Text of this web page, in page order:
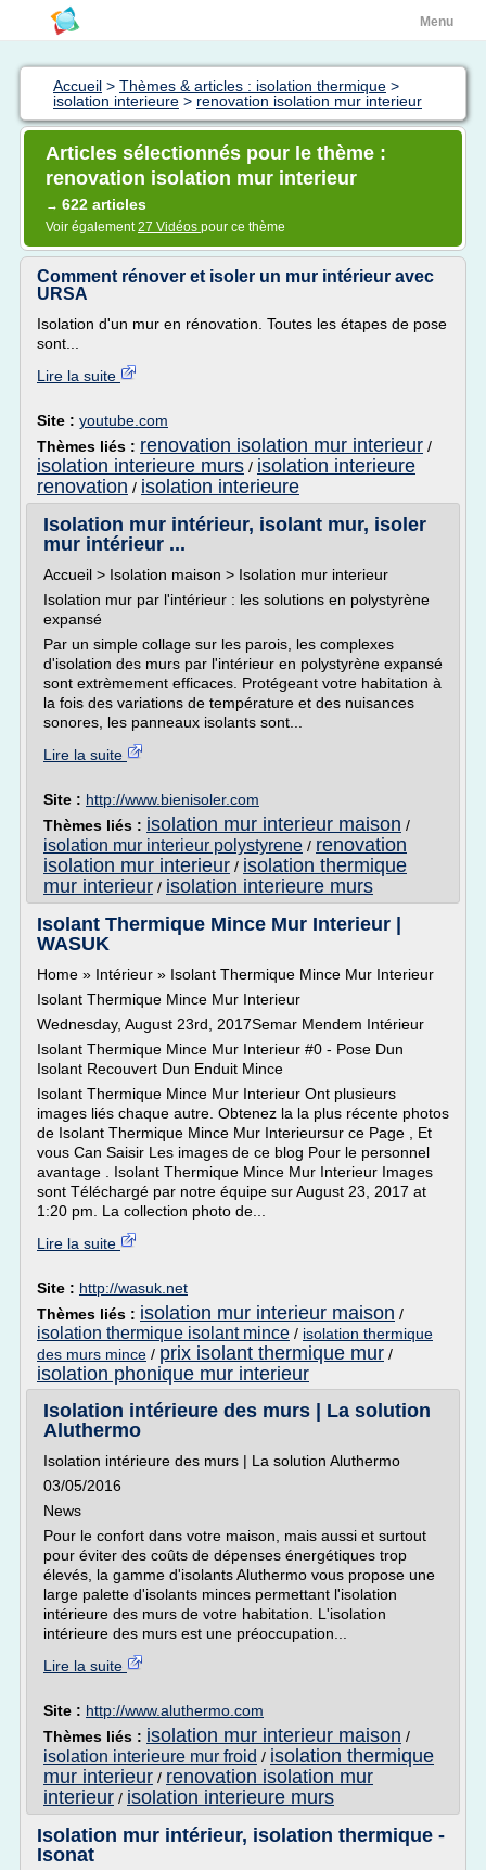
Menu
Accueil > Thèmes & articles : isolation thermique >
isolation interieure > renovation isolation mur interieur
Articles sélectionnés pour le thème :
renovation isolation mur interieur
→ 622 articles
Voir également27 Vidéos pour ce thème
Comment rénover et isoler un mur intérieur avec
URSA
Isolation d'un mur en rénovation. Toutes les étapes de pose
sont...
Lire la suite
Site : youtube.com
Thèmes liés : renovation isolation mur interieur /
isolation interieure murs / isolation interieure
renovation / isolation interieure
Isolation mur intérieur, isolant mur, isoler
mur intérieur ...
Accueil > Isolation maison > Isolation mur interieur
Isolation mur par l'intérieur : les solutions en polystyrène
expansé
Par un simple collage sur les parois, les complexes
d'isolation des murs par l'intérieur en polystyrène expansé
sont extrèmement efficaces. Protégeant votre habitation à
la fois des variations de température et des nuisances
sonores, les panneaux isolants sont...
Lire la suite
Site : http://www.bienisoler.com
Thèmes liés : isolation mur interieur maison /
isolation mur interieur polystyrene / renovation
isolation mur interieur / isolation thermique
mur interieur / isolation interieure murs
Isolant Thermique Mince Mur Interieur |
WASUK
Home » Intérieur » Isolant Thermique Mince Mur Interieur
Isolant Thermique Mince Mur Interieur
Wednesday, August 23rd, 2017Semar Mendem Intérieur
Isolant Thermique Mince Mur Interieur #0 - Pose Dun
Isolant Recouvert Dun Enduit Mince
Isolant Thermique Mince Mur Interieur Ont plusieurs
images liés chaque autre. Obtenez la la plus récente photos
de Isolant Thermique Mince Mur Interieursur ce Page , Et
vous Can Saisir Les images de ce blog Pour le personnel
avantage . Isolant Thermique Mince Mur Interieur Images
sont Téléchargé par notre équipe sur August 23, 2017 at
1:20 pm. La collection photo de...
Lire la suite
Site : http://wasuk.net
Thèmes liés : isolation mur interieur maison /
isolation thermique isolant mince / isolation thermique
des murs mince / prix isolant thermique mur /
isolation phonique mur interieur
Isolation intérieure des murs | La solution
Aluthermo
Isolation intérieure des murs | La solution Aluthermo
03/05/2016
News
Pour le confort dans votre maison, mais aussi et surtout
pour éviter des coûts de dépenses énergétiques trop
élevés, la gamme d'isolants Aluthermo vous propose une
large palette d'isolants minces permettant l'isolation
intérieure des murs de votre habitation. L'isolation
intérieure des murs est une préoccupation...
Lire la suite
Site : http://www.aluthermo.com
Thèmes liés : isolation mur interieur maison /
isolation interieure mur froid / isolation thermique
mur interieur / renovation isolation mur
interieur / isolation interieure murs
Isolation mur intérieur, isolation thermique -
Isonat